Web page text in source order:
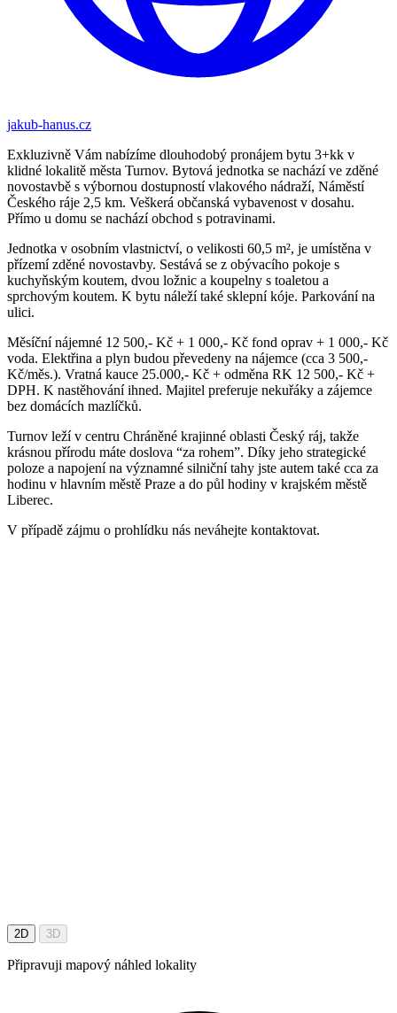
jakub-hanus.cz
Exkluzivně Vám nabízíme dlouhodobý pronájem bytu 3+kk v
klidné lokalitě města Turnov. Bytová jednotka se nachází ve zděné
novostavbě s výbornou dostupností vlakového nádraží, Náměstí
Českého ráje 2,5 km. Veškerá občanská vybavenost v dosahu.
Přímo u domu se nachází obchod s potravinami.
Jednotka v osobním vlastnictví, o velikosti 60,5 m², je umístěna v
přízemí zděné novostavby. Sestává se z obývacího pokoje s
kuchyňským koutem, dvou ložnic a koupelny s toaletou a
sprchovým koutem. K bytu náleží také sklepní kóje. Parkování na
ulici.
Měsíční nájemné 12 500,- Kč + 1 000,- Kč fond oprav + 1 000,- Kč
voda. Elektřina a plyn budou převedeny na nájemce (cca 3 500,-
Kč/měs.). Vratná kauce 25.000,- Kč + odměna RK 12 500,- Kč +
DPH. K nastěhování ihned. Majitel preferuje nekuřáky a zájemce
bez domácích mazlíčků.
Turnov leží v centru Chráněné krajinné oblasti Český ráj, takže
krásnou přírodu máte doslova “za rohem”. Díky jeho strategické
poloze a napojení na významné silniční tahy jste autem také cca za
hodinu v hlavním městě Praze a do půl hodiny v krajském městě
Liberec.
V případě zájmu o prohlídku nás neváhejte kontaktovat.
2D 3D
Připravuji mapový náhled lokality